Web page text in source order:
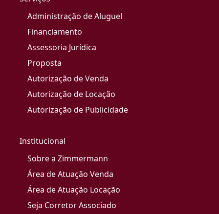
Administração de Aluguel
Financiamento
Assessoria Jurídica
Proposta
Autorização de Venda
Autorização de Locação
Autorização de Publicidade
Institucional
Sobre a Zimmermann
Área de Atuação Venda
Área de Atuação Locação
Seja Corretor Associado